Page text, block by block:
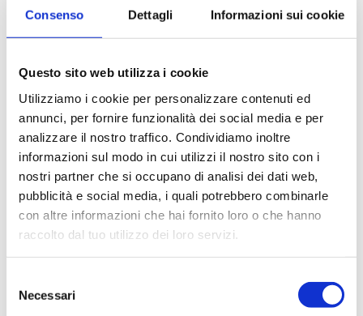
Consenso Dettagli Informazioni sui cookie
Questo sito web utilizza i cookie
Utilizziamo i cookie per personalizzare contenuti ed
annunci, per fornire funzionalità dei social media e per
analizzare il nostro traffico. Condividiamo inoltre
informazioni sul modo in cui utilizzi il nostro sito con i
nostri partner che si occupano di analisi dei dati web,
pubblicità e social media, i quali potrebbero combinarle
con altre informazioni che hai fornito loro o che hanno
raccolto dal tuo utilizzo dei loro servizi.
delNecessari
Di conseguenza nella seconda metà del 1800 ci fu
una corsa alla costruzione di chiese episcopali e
cattedrale di Inverness.
Eventi, feste e festival
Ogni estate,
nel mese di
luglio, si
Highlands